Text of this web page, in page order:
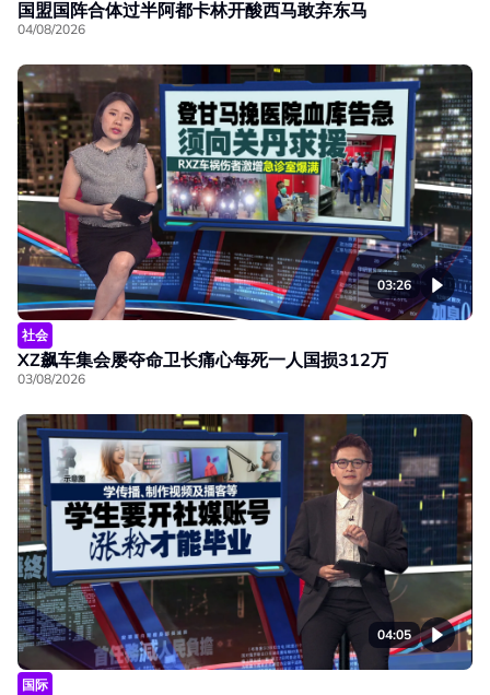
国盟国阵合体过半阿都卡林开酸西马敢弃东马
04/08/2026
03:26
社会
XZ飙车集会屡夺命卫长痛心每死一人国损312万
03/08/2026
04:05
国际